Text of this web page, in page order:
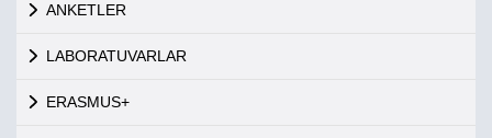
ANKETLER
LABORATUVARLAR
ERASMUS+